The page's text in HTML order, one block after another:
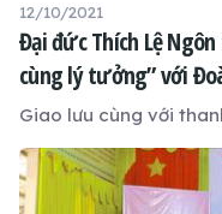
12/10/2021
Đại đức Thích Lệ
cùng lý tưởng” với
Giao lưu cùng với